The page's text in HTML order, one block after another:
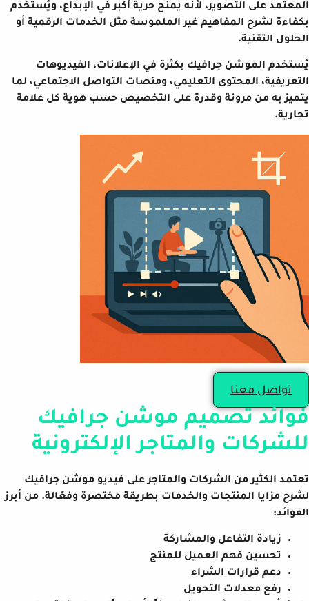
المعتمد على التصوير، لأنه يمنح حرية أكبر في الإبداع، ويُستخدم
بكفاءة لشرح المفاهيم غير الملموسة مثل الخدمات الرقمية أو
الحلول التقنية.
يُستخدم الموشن جرافيك بكثرة في الإعلانات، الفيديوهات
التعريفية، المحتوى التعليمي، ومنصات التواصل الاجتماعي، لما
يتميز به من مرونة وقدرة على التخصيص حسب هوية كل علامة
تجارية.
تواصل معنا
فوائد تصميم موشن جرافيك
للشركات والمتاجر الإلكترونية
تعتمد الكثير من الشركات والمتاجر على فيديو موشن جرافيك
لشرح مزايا المنتجات والخدمات بطريقة مختصرة وفعّالة. من أبرز
الفوائد:
زيادة التفاعل والمشاركة
تحسين فهم العميل للمنتج
دعم قرارات الشراء
رفع معدلات التحويل